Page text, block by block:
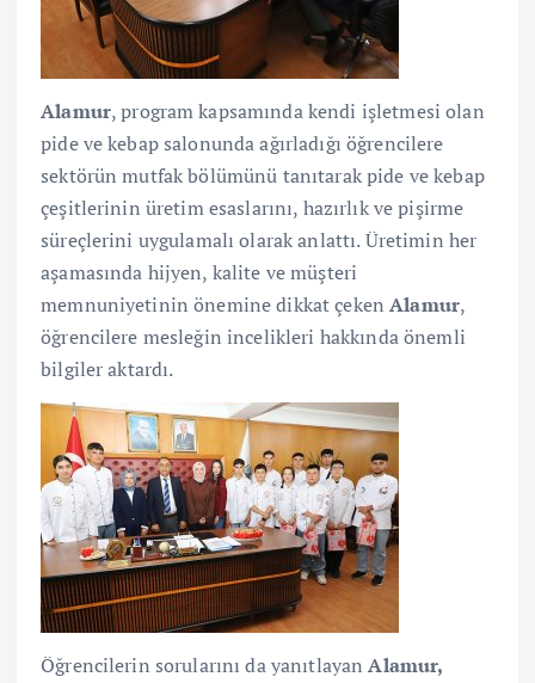
Alamur, program kapsamında kendi işletmesi olan
pide ve kebap salonunda ağırladığı öğrencilere
sektörün mutfak bölümünü tanıtarak pide ve kebap
çeşitlerinin üretim esaslarını, hazırlık ve pişirme
süreçlerini uygulamalı olarak anlattı. Üretimin her
aşamasında hijyen, kalite ve müşteri
memnuniyetinin önemine dikkat çekenAlamur,
öğrencilere mesleğin incelikleri hakkında önemli
bilgiler aktardı.
Öğrencilerin sorularını da yanıtlayanAlamur,